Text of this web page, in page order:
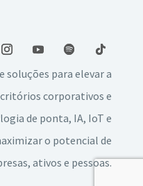
soluções para elevar a
corporativos e
de ponta, IA, IoT e
o potencial de
ativos e pessoas.